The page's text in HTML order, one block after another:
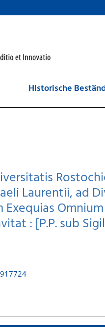
Historische
Laurentii, ad
: [P.P. sub